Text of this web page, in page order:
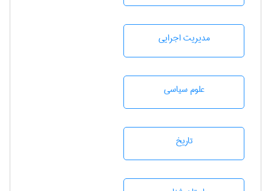
مديريت اجرايی
علوم سياسی
تاريخ